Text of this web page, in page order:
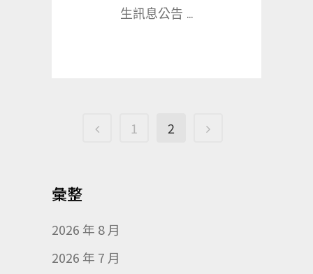
生訊息公告 ...
1 2
彙整
2026 年 8 月
2026 年 7 月